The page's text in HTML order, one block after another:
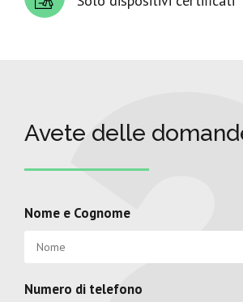
Avete delle
Nome e Cognome
Numero di telefono